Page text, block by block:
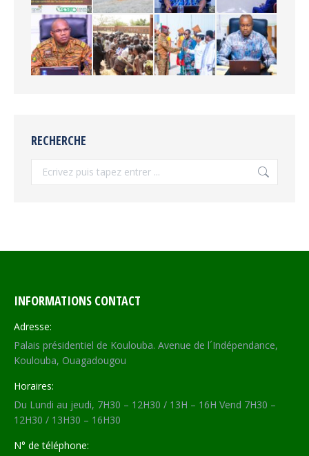
RECHERCHE
INFORMATIONS CONTACT
Adresse:
Palais présidentiel de Koulouba. Avenue de l´Indépendance,
Koulouba, Ouagadougou
Horaires:
Du Lundi au jeudi, 7H30 – 12H30 / 13H – 16H Vend 7H30 –
12H30 / 13H30 – 16H30
N° de téléphone: